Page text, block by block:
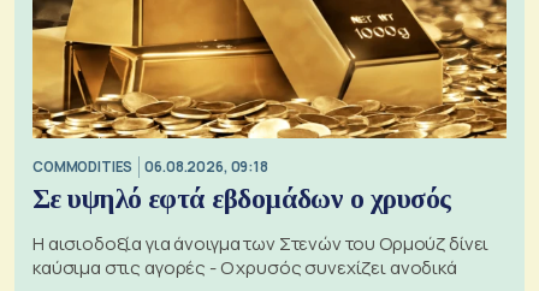
COMMODITIES 06.08.2026, 09:18
Σε υψηλό εφτά εβδομάδων ο χρυσός
Η αισιοδοξία για άνοιγμα των Στενών του Ορμούζ δίνει
καύσιμα στις αγορές - Ο χρυσός συνεχίζει ανοδικά